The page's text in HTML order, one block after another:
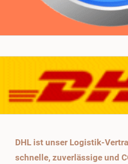
DHL ist unser Logistik-
schnelle, zuverlässige und